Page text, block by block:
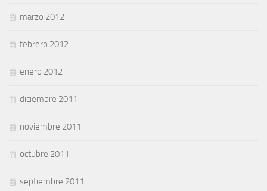
marzo 2012
febrero 2012
enero 2012
diciembre 2011
noviembre 2011
octubre 2011
septiembre 2011